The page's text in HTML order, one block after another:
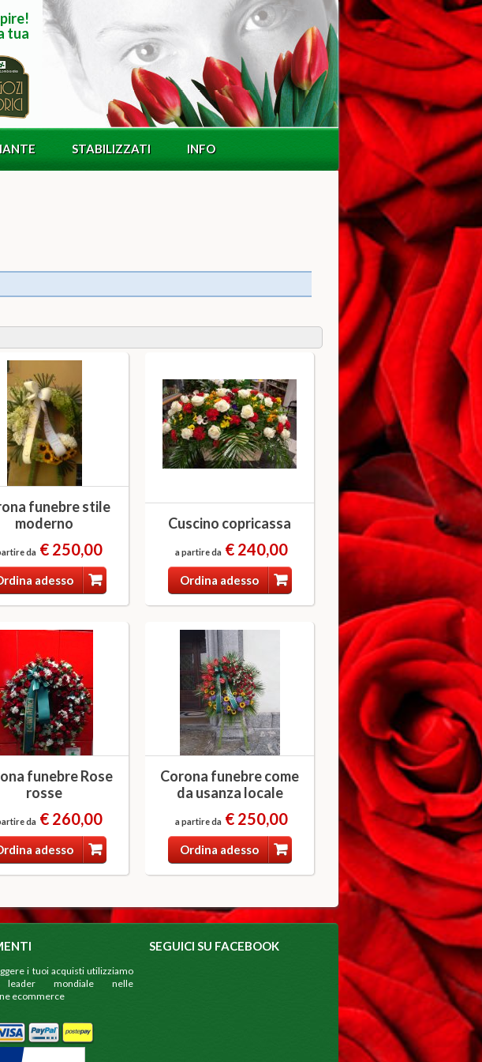
tua
STABILIZZATI INFO
funebre stile
moderno
da € 250,00
adesso
Cuscino copricassa
a partire da € 240,00
Ordina adesso
funebre Rose
rosse
da € 260,00
adesso
Corona funebre come
da usanza locale
a partire da € 250,00
Ordina adesso
i tuoi acquisti utilizziamo
leader mondiale nelle
ecommerce
SEGUICI SU FACEBOOK